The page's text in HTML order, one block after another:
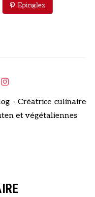
Epinglez
- Créatrice culinaire
et végétaliennes